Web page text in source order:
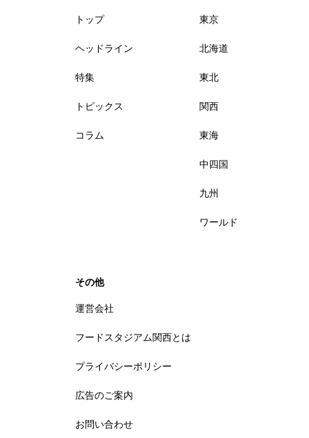
トップ
ヘッドライン
特集
トピックス
コラム
東京
北海道
東北
関西
東海
中四国
九州
ワールド
その他
運営会社
フードスタジアム関西とは
プライバシーポリシー
広告のご案内
お問い合わせ